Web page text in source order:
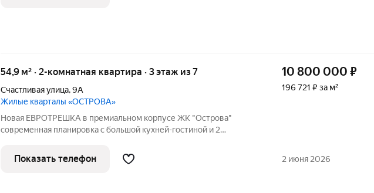
54,9 м² · 2-комнатная квартира · 3 этаж из 7
Счастливая улица,9А
Жилые кварталы «ОСТРОВА»
Новая ЕВРОТРЕШКА в премиальном корпусе ЖК "Острова"
современная планировка с большой кухней-гостиной и 2
вся мебель и техника индивидуальное отопление Квартира
расположена на комфортном 3
10 800 000 ₽
196 721 ₽ за м²
Показать телефон 2 июня 2026